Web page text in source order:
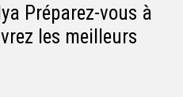
Préparez-vous à
les meilleurs